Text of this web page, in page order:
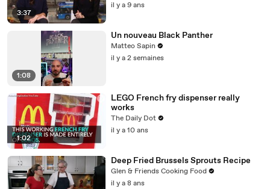
3:37
il y a 9 ans
1:08
Un nouveau Black Panther
Matteo Sapin
il y a 2 semaines
1:02
LEGO French fry dispenser really
works
The Daily Dot
il y a 10 ans
Deep Fried Brussels Sprouts Recipe
Glen & Friends Cooking Food
il y a 8 ans